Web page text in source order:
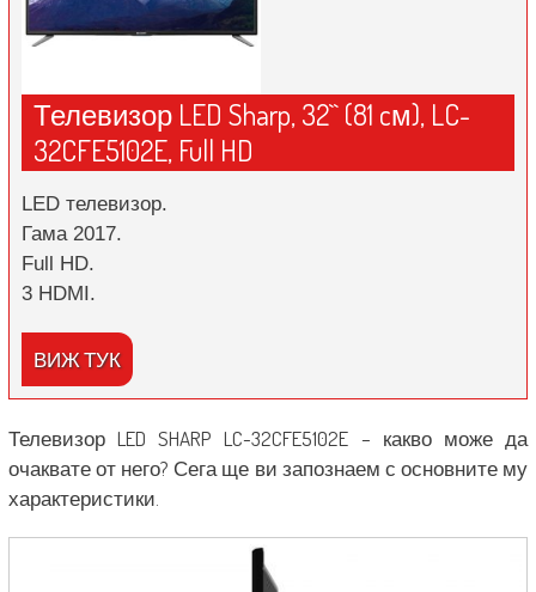
Телевизор LED Sharp, 32`` (81 cм), LC-
32CFE5102E, Full HD
LED телевизор.
Гама 2017.
Full HD.
3 HDMI.
ВИЖ ТУК
Телевизор LED SHARP LC-32CFE5102E – какво може да
очаквате от него? Сега ще ви запознаем с основните му
характеристики.